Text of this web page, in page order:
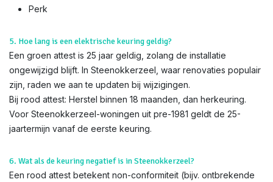
Perk
5. Hoe lang is een elektrische keuring geldig?
Een groen attest is 25 jaar geldig, zolang de installatie
ongewijzigd blijft. In Steenokkerzeel, waar renovaties populair
zijn, raden we aan te updaten bij wijzigingen.
Bij rood attest: Herstel binnen 18 maanden, dan herkeuring.
Voor Steenokkerzeel-woningen uit pre-1981 geldt de 25-
jaartermijn vanaf de eerste keuring.
6. Wat als de keuring negatief is in Steenokkerzeel?
Een rood attest betekent non-conformiteit (bijv. ontbrekende